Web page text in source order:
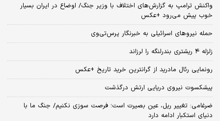
واکنش ترامپ به گزارش‌های اختلاف با وزیر جنگ/ اوضاع در ایران بسیار
خوب پیش می‌رود +عکس
حمله نیروهای اسرائیلی به خبرنگار پرس‌تی‌وی
زلزله ۴ ریشتری بندرلنگه را لرزاند
رونمایی رئال مادرید از گرانترین خرید تاریخ +عکس
پیشکسوت نیروی دریایی ارتش درگذشت
ضرغامی: تغییر ریل، عین بصیرت است؛ فرصت سوزی نکنیم/ جنگ ما با
دنیای استکبار ادامه دارد